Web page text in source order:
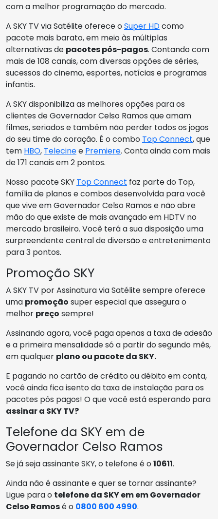
com a melhor programação do mercado.
A SKY TV via Satélite oferece oSuper HDcomo
pacote mais barato, em meio às múltiplas
alternativas de pacotes pós-pagos. Contando com
mais de 108 canais, com diversas opções de séries,
sucessos do cinema, esportes, notícias e programas
infantis.
A SKY disponibiliza as melhores opções para os
clientes de Governador Celso Ramos que amam
filmes, seriados e também não perder todos os jogos
do seu time do coração. É o combo Top Connect, que
tem HBO, Telecinee Premiere. Conta ainda com mais
de 171 canais em 2 pontos.
Nosso pacote SKY Top Connect faz parte do Top,
família de planos e combos desenvolvida para você
que vive em Governador Celso Ramos e não abre
mão do que existe de mais avançado em HDTV no
mercado brasileiro. Você terá a sua disposição uma
surpreendente central de diversão e entretenimento
para 3 pontos.
Promoção SKY
A SKY TV por Assinatura via Satélite sempre oferece
uma promoção super especial que assegura o
melhor preço sempre!
Assinando agora, você paga apenas a taxa de adesão
e a primeira mensalidade só a partir do segundo mês,
em qualquer plano ou pacote da SKY.
E pagando no cartão de crédito ou débito em conta,
você ainda fica isento da taxa de instalação para os
pacotes pós pagos! O que você está esperando para
assinar a SKY TV?
Telefone da SKY em de
Governador Celso Ramos
Se já seja assinante SKY, o telefone é o10611.
Ainda não é assinante e quer se tornar assinante?
Ligue para o telefone da SKY em em Governador
Celso Ramosé o 0800 600 4990.